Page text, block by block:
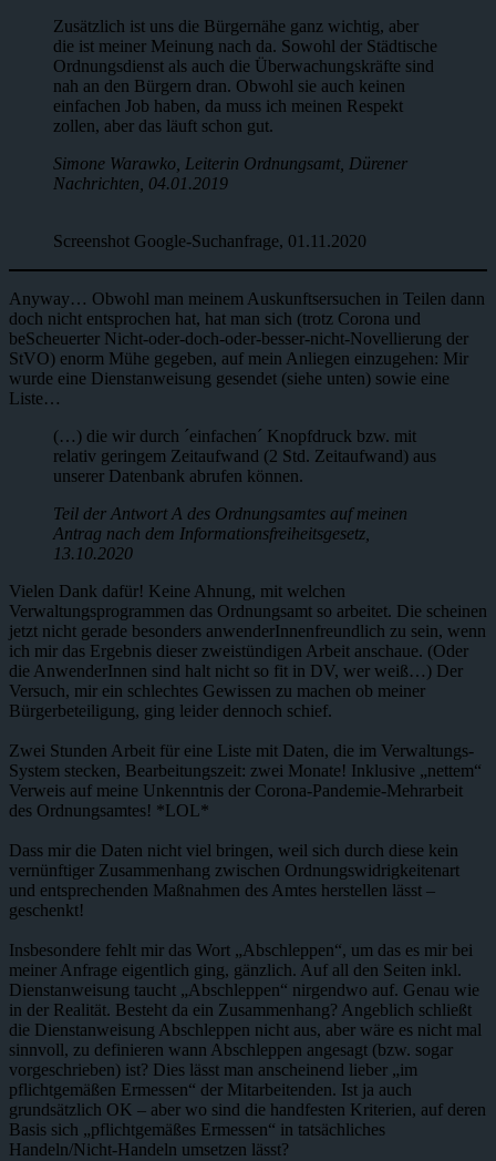
Zusätzlich ist uns die Bürgernähe ganz wichtig, aber
die ist meiner Meinung nach da. Sowohl der Städtische
Ordnungsdienst als auch die Überwachungskräfte sind
nah an den Bürgern dran. Obwohl sie auch keinen
einfachen Job haben, da muss ich meinen Respekt
zollen, aber das läuft schon gut.
Simone Warawko, Leiterin Ordnungsamt, Dürener
Nachrichten, 04.01.2019
Screenshot Google-Suchanfrage, 01.11.2020
Anyway… Obwohl man meinem Auskunftsersuchen in Teilen dann
doch nicht entsprochen hat, hat man sich (trotz Corona und
beScheuerter Nicht-oder-doch-oder-besser-nicht-Novellierung der
StVO) enorm Mühe gegeben, auf mein Anliegen einzugehen: Mir
wurde eine Dienstanweisung gesendet (siehe unten) sowie eine
Liste…
(…) die wir durch ´einfachen´ Knopfdruck bzw. mit
relativ geringem Zeitaufwand (2 Std. Zeitaufwand) aus
unserer Datenbank abrufen können.
Teil der Antwort A des Ordnungsamtes auf meinen
Antrag nach dem Informationsfreiheitsgesetz,
13.10.2020
Vielen Dank dafür! Keine Ahnung, mit welchen
Verwaltungsprogrammen das Ordnungsamt so arbeitet. Die scheinen
jetzt nicht gerade besonders anwenderInnenfreundlich zu sein, wenn
ich mir das Ergebnis dieser zweistündigen Arbeit anschaue. (Oder
die AnwenderInnen sind halt nicht so fit in DV, wer weiß…) Der
Versuch, mir ein schlechtes Gewissen zu machen ob meiner
Bürgerbeteiligung, ging leider dennoch schief.
Zwei Stunden Arbeit für eine Liste mit Daten, die im Verwaltungs-
System stecken, Bearbeitungszeit: zwei Monate! Inklusive „nettem“
Verweis auf meine Unkenntnis der Corona-Pandemie-Mehrarbeit
des Ordnungsamtes! *LOL*
Dass mir die Daten nicht viel bringen, weil sich durch diese kein
vernünftiger Zusammenhang zwischen Ordnungswidrigkeitenart
und entsprechenden Maßnahmen des Amtes herstellen lässt –
geschenkt!
Insbesondere fehlt mir das Wort „Abschleppen“, um das es mir bei
meiner Anfrage eigentlich ging, gänzlich. Auf all den Seiten inkl.
Dienstanweisung taucht „Abschleppen“ nirgendwo auf. Genau wie
in der Realität. Besteht da ein Zusammenhang? Angeblich schließt
die Dienstanweisung Abschleppen nicht aus, aber wäre es nicht mal
sinnvoll, zu definieren wann Abschleppen angesagt (bzw. sogar
vorgeschrieben) ist? Dies lässt man anscheinend lieber „im
pflichtgemäßen Ermessen“ der Mitarbeitenden. Ist ja auch
grundsätzlich OK – aber wo sind die handfesten Kriterien, auf deren
Basis sich „pflichtgemäßes Ermessen“ in tatsächliches
Handeln/Nicht-Handeln umsetzen lässt?